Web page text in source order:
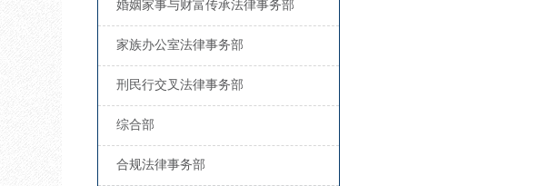
婚姻家事与财富传承法律事务部
家族办公室法律事务部
刑民行交叉法律事务部
综合部
合规法律事务部